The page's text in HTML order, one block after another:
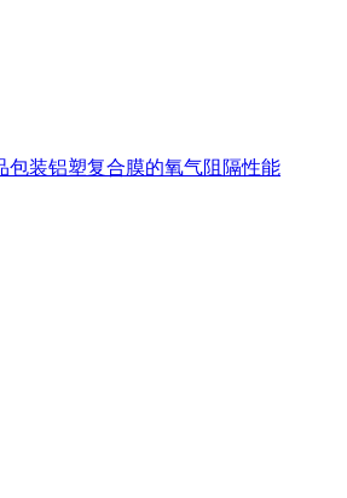
包装铝塑复合膜的氧气阻隔性能